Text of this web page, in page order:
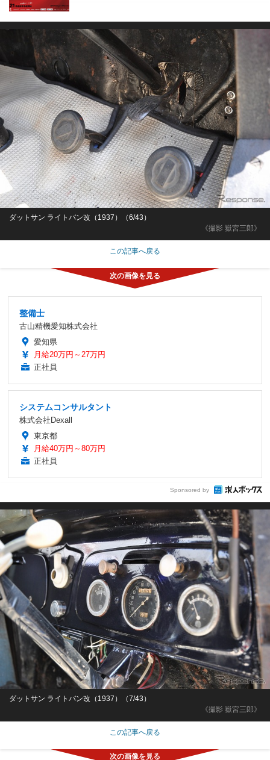
《撮影 嶽宮三郎》
ダットサン ライトバン改（1937）（6/43）
この記事へ戻る
整備士
古山精機愛知株式会社
愛知県
月給20万円～27万円
正社員
システムコンサルタント
株式会社Dexall
東京都
月給40万円～80万円
正社員
Sponsored by
《撮影 嶽宮三郎》
ダットサン ライトバン改（1937）（7/43）
この記事へ戻る